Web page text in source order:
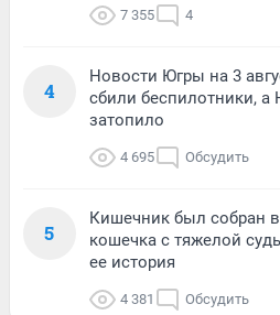
7 355 4
4
Новости Югры на 3
сбили беспилотники, а
затопило
4 695 Обсудить
5
Кишечник был собран
кошечка с тяжелой
ее история
4 381 Обсудить